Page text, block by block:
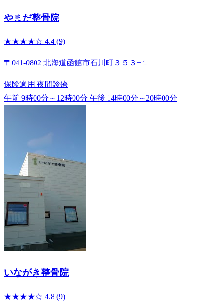
やまだ整骨院
★★★★☆ 4.4 (9)
〒041-0802 北海道函館市石川町３５３−１
保険適用 夜間診療
午前 9時00分～12時00分 午後 14時00分～20時00分
いながき整骨院
★★★★☆ 4.8 (9)